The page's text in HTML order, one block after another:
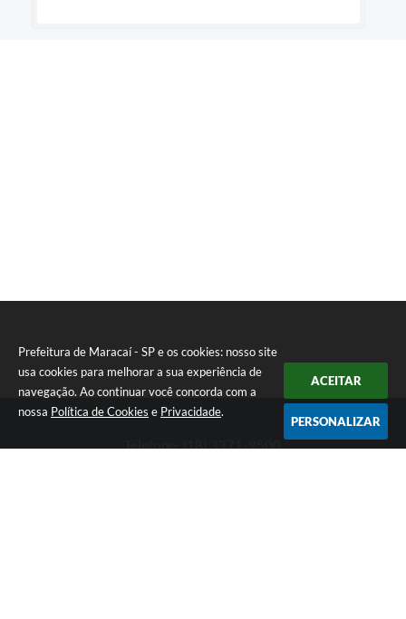
Prefeitura de Maracaí - SP e os cookies: nosso site
usa cookies para melhorar a sua experiência de
navegação. Ao continuar você concorda com a
nossa Política de Cookies e Privacidade.
ACEITAR
PERSONALIZAR
Telefone: (18) 3371-9500